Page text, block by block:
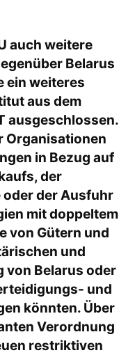
auch weitere
Belarus
ein weiteres
aus dem
ausgeschlossen.
Organisationen
in Bezug auf
der
oder der Ausfuhr
mit doppeltem
von Gütern und
und
von Belarus oder
und
könnten. Über
Verordnung
restriktiven